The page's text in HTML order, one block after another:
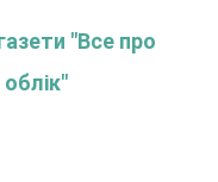
"Все про